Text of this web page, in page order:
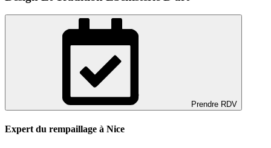
Prendre RDV
Expert du rempaillage à Nice